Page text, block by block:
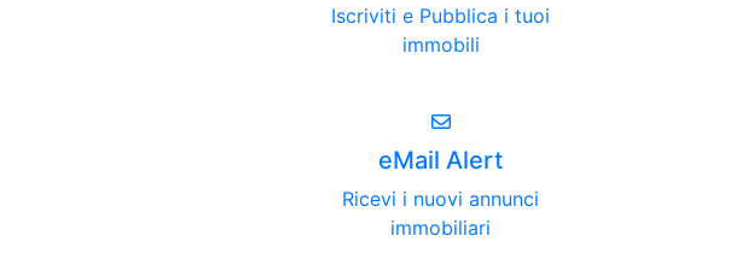
Iscriviti e Pubblica i tuoi
immobili
eMail Alert
Ricevi i nuovi annunci
immobiliari